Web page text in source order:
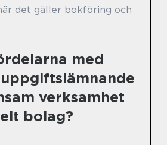
det gäller bokföring och
med
verksamhet
bolag?